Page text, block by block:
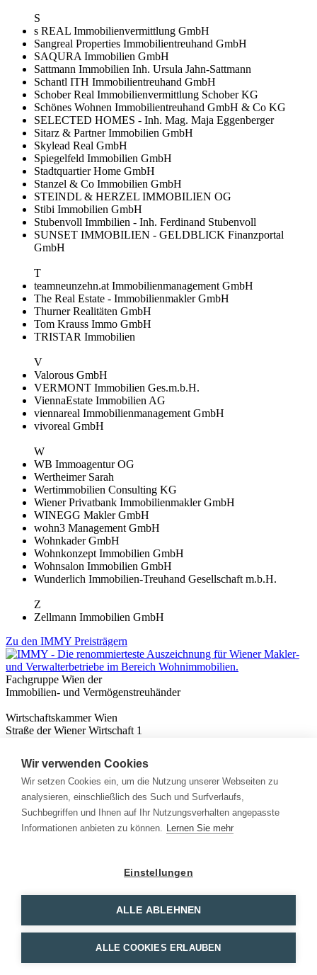
S
s REAL Immobilienvermittlung GmbH
Sangreal Properties Immobilientreuhand GmbH
SAQURA Immobilien GmbH
Sattmann Immobilien Inh. Ursula Jahn-Sattmann
Schantl ITH Immobilientreuhand GmbH
Schober Real Immobilienvermittlung Schober KG
Schönes Wohnen Immobilientreuhand GmbH & Co KG
SELECTED HOMES - Inh. Mag. Maja Eggenberger
Sitarz & Partner Immobilien GmbH
Skylead Real GmbH
Spiegelfeld Immobilien GmbH
Stadtquartier Home GmbH
Stanzel & Co Immobilien GmbH
STEINDL & HERZEL IMMOBILIEN OG
Stibi Immobilien GmbH
Stubenvoll Immbilien - Inh. Ferdinand Stubenvoll
SUNSET IMMOBILIEN - GELDBLICK Finanzportal
GmbH
T
teamneunzehn.at Immobilienmanagement GmbH
The Real Estate - Immobilienmakler GmbH
Thurner Realitäten GmbH
Tom Krauss Immo GmbH
TRISTAR Immobilien
V
Valorous GmbH
VERMONT Immobilien Ges.m.b.H.
ViennaEstate Immobilien AG
viennareal Immobilienmanagement GmbH
vivoreal GmbH
W
WB Immoagentur OG
Wertheimer Sarah
Wertimmobilien Consulting KG
Wiener Privatbank Immobilienmakler GmbH
WINEGG Makler GmbH
wohn3 Management GmbH
Wohnkader GmbH
Wohnkonzept Immobilien GmbH
Wohnsalon Immobilien GmbH
Wunderlich Immobilien-Treuhand Gesellschaft m.b.H.
Z
Zellmann Immobilien GmbH
Zu den IMMY Preisträgern
Fachgruppe Wien der
Immobilien- und Vermögenstreuhänder
Wirtschaftskammer Wien
Straße der Wiener Wirtschaft 1
Nützliches
Immobilienwissen
Formulare & Rechner
Expert:innen
Info
Kontakt
Wir verwenden Cookies
Wir setzen Cookies ein, um die Nutzung unserer Webseiten zu
analysieren, einschließlich des Such und Surfverlaufs,
Suchbegriffen und Ihnen auf Ihr Nutzungsverhalten angepasste
Informationen anbieten zu können. Lernen Sie mehr
Einstellungen
ALLE ABLEHNEN
ALLE COOKIES ERLAUBEN